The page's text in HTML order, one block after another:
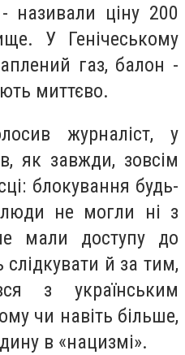
називали ціну 200
У Генічеському
газ, балон -
миттєво.
журналіст, у
як завжди, зовсім
блокування будь-
люди не могли ні з
мали доступу до
й за тим,
з українським
чи навіть більше,
в «нацизмі».